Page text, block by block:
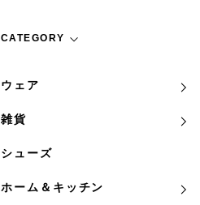
CATEGORY
ウェア
雑貨
シューズ
ホーム＆キッチン